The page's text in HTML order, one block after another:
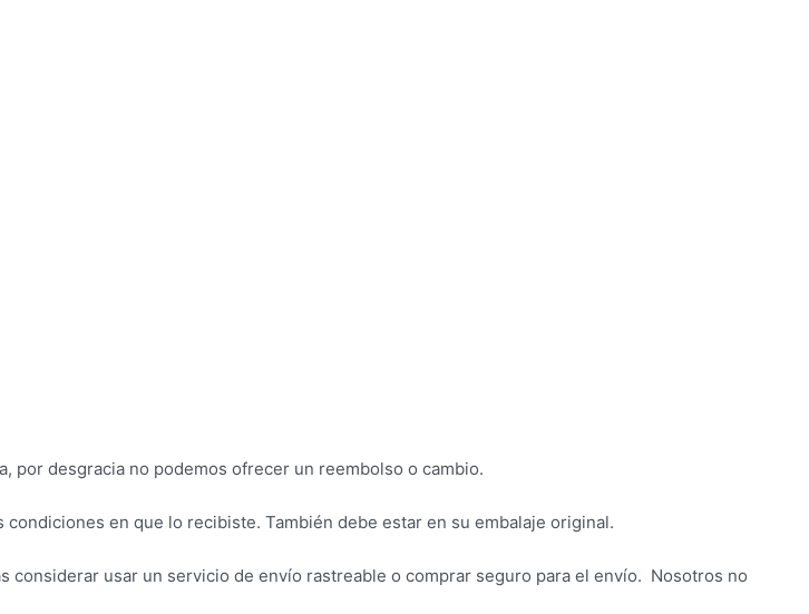
por desgracia no podemos ofrecer un reembolso o cambio.
en que lo recibiste. También debe estar en su embalaje original.
considerar usar un servicio de envío rastreable o comprar seguro para el envío. Nosotros no